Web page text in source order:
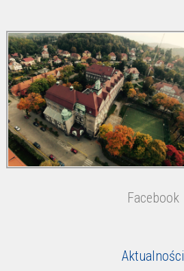
Facebook
Aktualności